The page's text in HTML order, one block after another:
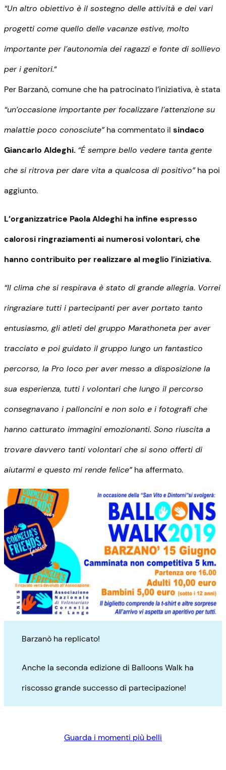
“Un altro obiettivo è il sostegno delle attività e dei vari
progetti come quello delle vacanze estive, molto
importante per l’autonomia dei ragazzi e fonte di sollievo
per i genitori.“
Per Barzanò, comune che ha patrocinato l’iniziativa, è stata
“un’occasione importante per focalizzare l’attenzione su
malattie poco conosciute”ha commentato il sindaco
Giancarlo Aldeghi. “É sempre bello vedere tanta gente
che si ritrova per dare vita a qualcosa di positivo”ha poi
aggiunto.
L’organizzatrice Paola Aldeghi ha infine espresso
calorosi ringraziamenti ai numerosi volontari, che
hanno contribuito per realizzare al meglio l’iniziativa.
“Il clima che si respirava è stato di grande allegria. Vorrei
ringraziare tutti i partecipanti per aver portato tanto
entusiasmo, gli atleti del gruppo Marathoneta per aver
tracciato e poi guidato il gruppo lungo un fantastico
percorso, la Pro loco per aver messo a disposizione la
sua esperienza, tutti i volontari che lungo il percorso
consegnavano i palloncini e non solo e i fotografi che
hanno catturato immagini emozionanti. Sono riuscita a
trovare davvero tanti volontari che si sono offerti di
aiutarmi e questo mi rende felice”ha affermato.
Barzanò ha replicato!
Anche la seconda edizione di Balloons Walk ha
riscosso grande successo di partecipazione!
Guarda i momenti più belli